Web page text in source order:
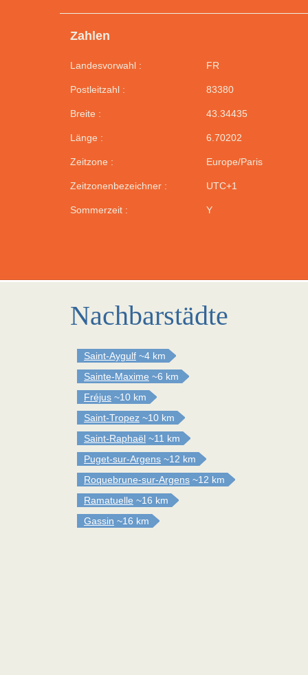
Zahlen
Landesvorwahl : FR
Postleitzahl : 83380
Breite : 43.34435
Länge : 6.70202
Zeitzone : Europe/Paris
Zeitzonenbezeichner : UTC+1
Sommerzeit : Y
Nachbarstädte
Saint-Aygulf ~4 km
Sainte-Maxime ~6 km
Fréjus ~10 km
Saint-Tropez ~10 km
Saint-Raphaël ~11 km
Puget-sur-Argens ~12 km
Roquebrune-sur-Argens ~12 km
Ramatuelle ~16 km
Gassin ~16 km